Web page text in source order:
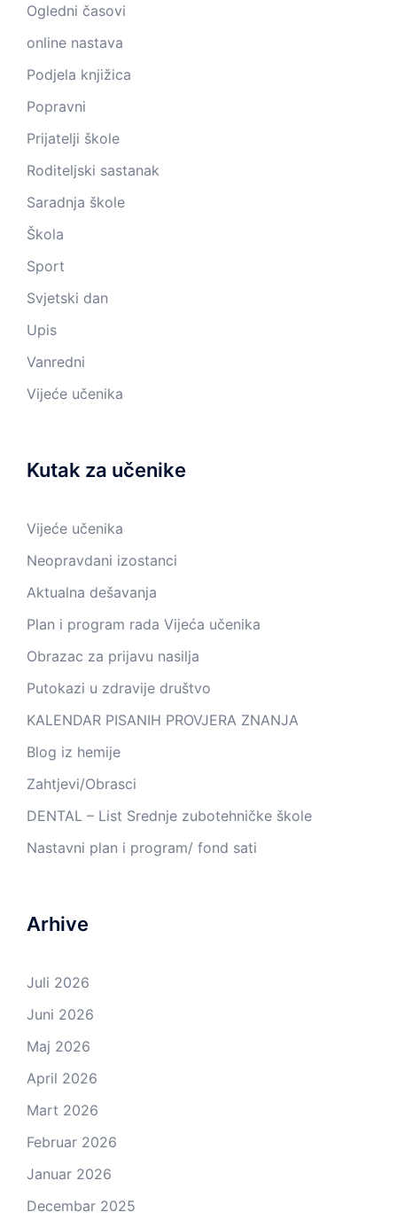
Ogledni časovi
online nastava
Podjela knjižica
Popravni
Prijatelji škole
Roditeljski sastanak
Saradnja škole
Škola
Sport
Svjetski dan
Upis
Vanredni
Vijeće učenika
Kutak za učenike
Vijeće učenika
Neopravdani izostanci
Aktualna dešavanja
Plan i program rada Vijeća učenika
Obrazac za prijavu nasilja
Putokazi u zdravije društvo
KALENDAR PISANIH PROVJERA ZNANJA
Blog iz hemije
Zahtjevi/Obrasci
DENTAL – List Srednje zubotehničke škole
Nastavni plan i program/ fond sati
Arhive
Juli 2026
Juni 2026
Maj 2026
April 2026
Mart 2026
Februar 2026
Januar 2026
Decembar 2025